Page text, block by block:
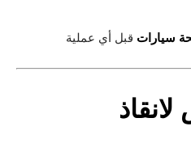
سيارات قبل أي عملية
لانقاذ